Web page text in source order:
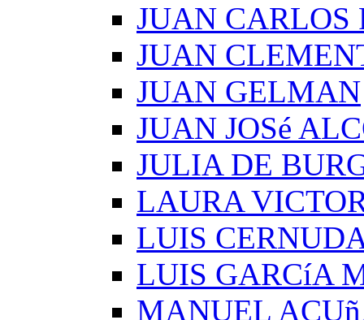
JUAN CARLOS
JUAN
JUAN GELMAN
JUAN JOSé
JULIA DE
LAURA
LUIS
LUIS GARCíA
MANUEL